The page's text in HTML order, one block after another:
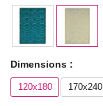
Dimensions :
120x180 170x240